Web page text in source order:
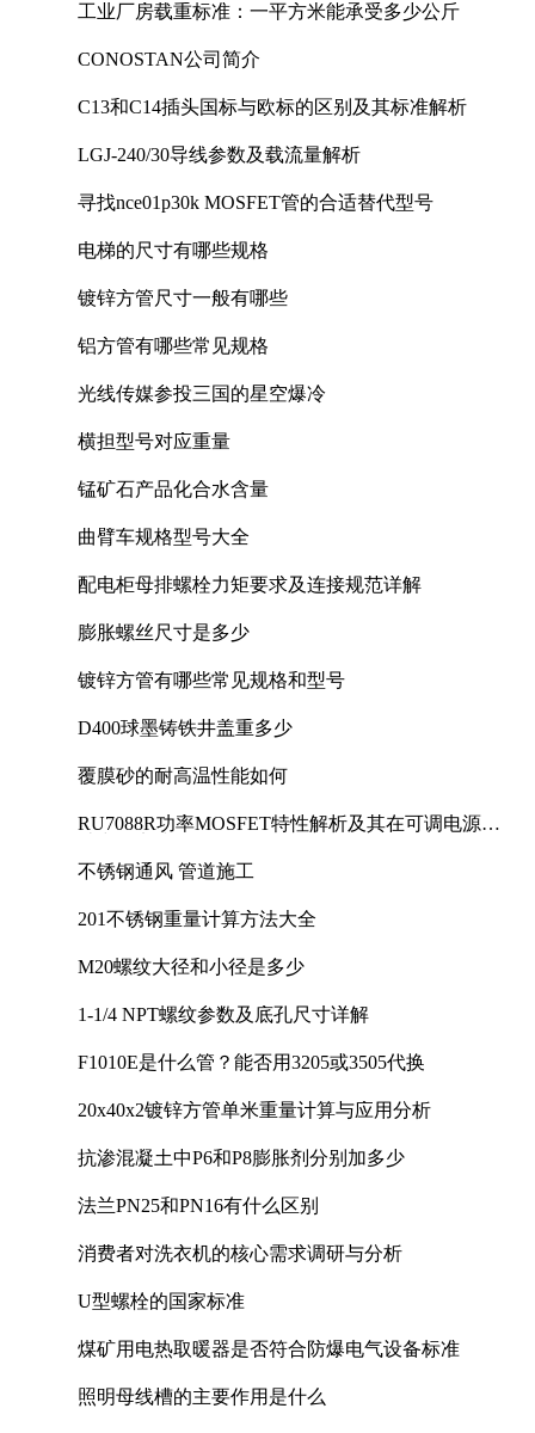
工业厂房载重标准：一平方米能承受多少公斤
CONOSTAN公司简介
C13和C14插头国标与欧标的区别及其标准解析
LGJ-240/30导线参数及载流量解析
寻找nce01p30k MOSFET管的合适替代型号
电梯的尺寸有哪些规格
镀锌方管尺寸一般有哪些
铝方管有哪些常见规格
光线传媒参投三国的星空爆冷
横担型号对应重量
锰矿石产品化合水含量
曲臂车规格型号大全
配电柜母排螺栓力矩要求及连接规范详解
膨胀螺丝尺寸是多少
镀锌方管有哪些常见规格和型号
D400球墨铸铁井盖重多少
覆膜砂的耐高温性能如何
RU7088R功率MOSFET特性解析及其在可调电源设
不锈钢通风 管道施工
201不锈钢重量计算方法大全
M20螺纹大径和小径是多少
1-1/4 NPT螺纹参数及底孔尺寸详解
F1010E是什么管？能否用3205或3505代换
20x40x2镀锌方管单米重量计算与应用分析
抗渗混凝土中P6和P8膨胀剂分别加多少
法兰PN25和PN16有什么区别
消费者对洗衣机的核心需求调研与分析
U型螺栓的国家标准
煤矿用电热取暖器是否符合防爆电气设备标准
照明母线槽的主要作用是什么